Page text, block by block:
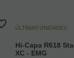
ÚLTIMAS UNIDADES
Hi-Capa R618
XC - EMG